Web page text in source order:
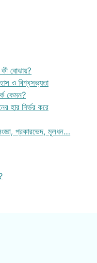
কী বোঝায়?
ও বিশ্বসভ্যতা
কেমন?
হার নির্ভর করে
প্রকারভেদ, মূলধন…